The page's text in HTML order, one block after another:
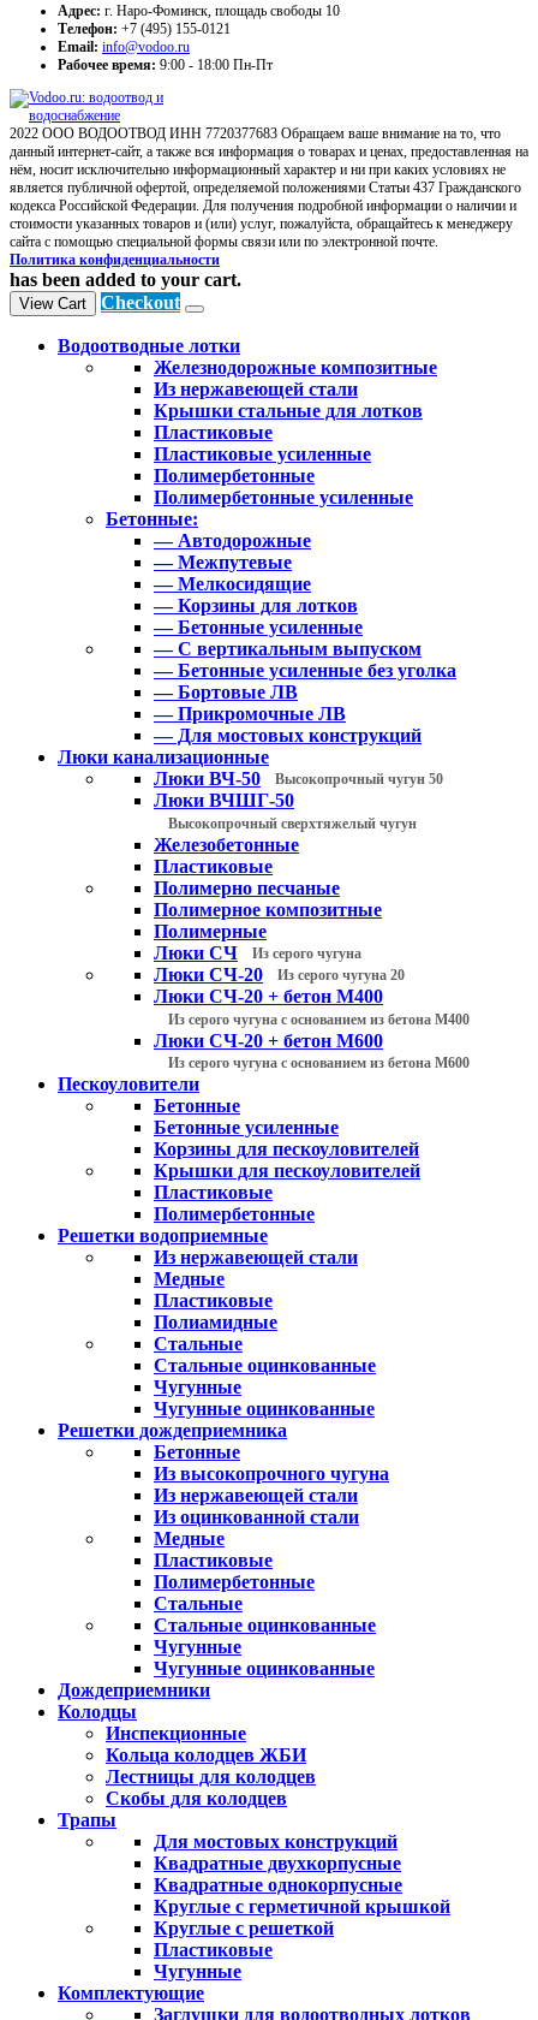
Адрес: г. Наро-Фоминск, площадь свободы 10
Телефон: +7 (495) 155-0121
Email: info@vodoo.ru
Рабочее время: 9:00 - 18:00 Пн-Пт
2022 ООО ВОДООТВОД ИНН 7720377683 Обращаем ваше внимание на то, что
данный интернет-сайт, а также вся информация о товарах и ценах, предоставленная на
нём, носит исключительно информационный характер и ни при каких условиях не
является публичной офертой, определяемой положениями Статьи 437 Гражданского
кодекса Российской Федерации. Для получения подробной информации о наличии и
стоимости указанных товаров и (или) услуг, пожалуйста, обращайтесь к менеджеру
сайта с помощью специальной формы связи или по электронной почте.
Политика конфиденциальности
has been added to your cart.
View Cart Checkout
Водоотводные лотки
Железнодорожные композитные
Из нержавеющей стали
Крышки стальные для лотков
Пластиковые
Пластиковые усиленные
Полимербетонные
Полимербетонные усиленные
Бетонные:
— Автодорожные
— Межпутевые
— Мелкосидящие
— Корзины для лотков
— Бетонные усиленные
— С вертикальным выпуском
— Бетонные усиленные без уголка
— Бортовые ЛВ
— Прикромочные ЛВ
— Для мостовых конструкций
Люки канализационные
Люки ВЧ-50
Высокопрочный чугун 50
Люки ВЧШГ-50
Высокопрочный сверхтяжелый чугун
Железобетонные
Пластиковые
Полимерно песчаные
Полимерное композитные
Полимерные
Люки СЧ
Из серого чугуна
Люки СЧ-20 Из серого чугуна 20
Люки СЧ-20 + бетон М400
Из серого чугуна с основанием из бетона М400
Люки СЧ-20 + бетон М600
Из серого чугуна с основанием из бетона М600
Пескоуловители
Бетонные
Бетонные усиленные
Корзины для пескоуловителей
Крышки для пескоуловителей
Пластиковые
Полимербетонные
Решетки водоприемные
Из нержавеющей стали
Медные
Пластиковые
Полиамидные
Стальные
Стальные оцинкованные
Чугунные
Чугунные оцинкованные
Решетки дождеприемника
Бетонные
Из высокопрочного чугуна
Из нержавеющей стали
Из оцинкованной стали
Медные
Пластиковые
Полимербетонные
Стальные
Стальные оцинкованные
Чугунные
Чугунные оцинкованные
Дождеприемники
Колодцы
Инспекционные
Кольца колодцев ЖБИ
Лестницы для колодцев
Скобы для колодцев
Трапы
Для мостовых конструкций
Квадратные двухкорпусные
Квадратные однокорпусные
Круглые с герметичной крышкой
Круглые с решеткой
Пластиковые
Чугунные
Комплектующие
Заглушки для водоотводных лотков